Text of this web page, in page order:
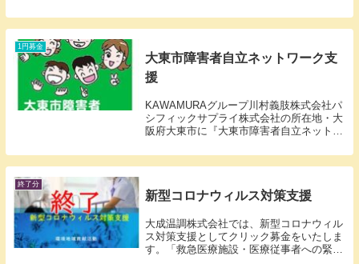
1円募金
大東市障害者自立ネットワーク支
援
KAWAMURAグループ川村義肢株式会社パ
シフィックサプライ株式会社の所在地・大
阪府大東市に『大東市障害者自立ネットワ
を開催したり、福゜ぷく（pukupuku）
Cafeをオープンする等、障害者の自立と
終了分
新型コロナウィルス対策支援
大成温調株式会社では、新型コロナウィル
ス対策支援としてクリック募金をいたしま
す。「救急医療施設・医療従事者への緊急